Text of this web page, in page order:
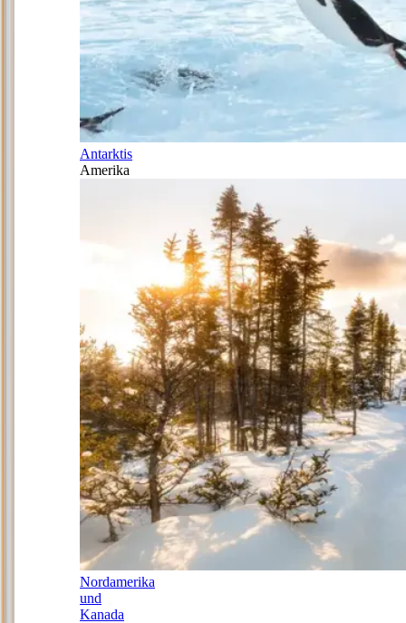
Antarktis
Amerika
Nordamerika
und
Kanada